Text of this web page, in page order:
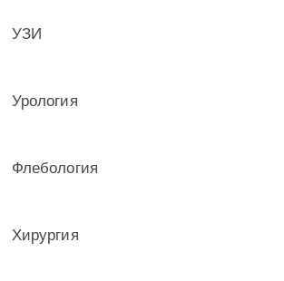
УЗИ
Урология
Флебология
Хирургия